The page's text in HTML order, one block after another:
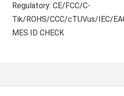
Regulatory: CE/FCC/C-
Tik/ROHS/CCC/cTUVus/IEC/
MES ID CHECK